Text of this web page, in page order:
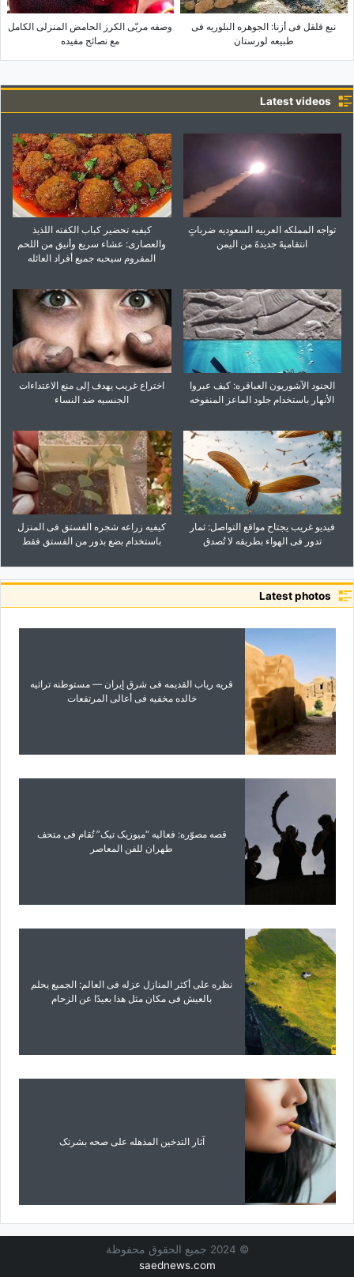
نبع قلقل فی أزنا: الجوهره البلوریه فی
طبیعه لورستان
وصفه مربّى الکرز الحامض المنزلی الکامل
مع نصائح مفیده
Latest videos
تواجه المملکه العربیه السعودیه ضرباتٍ
انتقامیهً جدیدهً من الیمن
کیفیه تحضیر کباب الکفته اللذیذ
والعصاری: عشاء سریع وأنیق من اللحم
المفروم سیحبه جمیع أفراد العائله
الجنود الآشوریون العباقره: کیف عبروا
الأنهار باستخدام جلود الماعز المنفوخه
اختراع غریب یهدف إلى منع الاعتداءات
الجنسیه ضد النساء
فیدیو غریب یجتاح مواقع التواصل: ثمار
تدور فی الهواء بطریقه لا تُصدق
کیفیه زراعه شجره الفستق فی المنزل
باستخدام بضع بذور من الفستق فقط
Latest photos
قریه ریاب القدیمه فی شرق إیران — مستوطنه تراثیه
خالده مخفیه فی أعالی المرتفعات
قصه مصوّره: فعالیه “میوزیک تیک” تُقام فی متحف
طهران للفن المعاصر
نظره على أکثر المنازل عزله فی العالم: الجمیع یحلم
بالعیش فی مکان مثل هذا بعیدًا عن الزحام
آثار التدخین المذهله على صحه بشرتک
© 2024 جميع الحقوق محفوظة
saednews.com